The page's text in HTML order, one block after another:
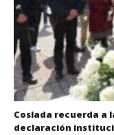
Coslada recuerda a
declaración